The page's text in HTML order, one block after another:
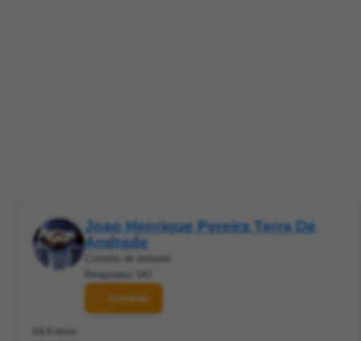
Joao Henrique Pereira Terra De
Andrade
Corretor de imóveis
Respostas: 187
Contatar
há 6 anos